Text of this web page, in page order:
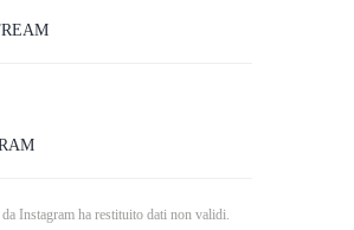
Instagram ha restituito dati non validi.